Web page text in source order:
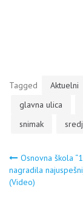
Tagged Aktuelni
glavna ulica
snimak
Osnovna škola
nagradila
(Video)